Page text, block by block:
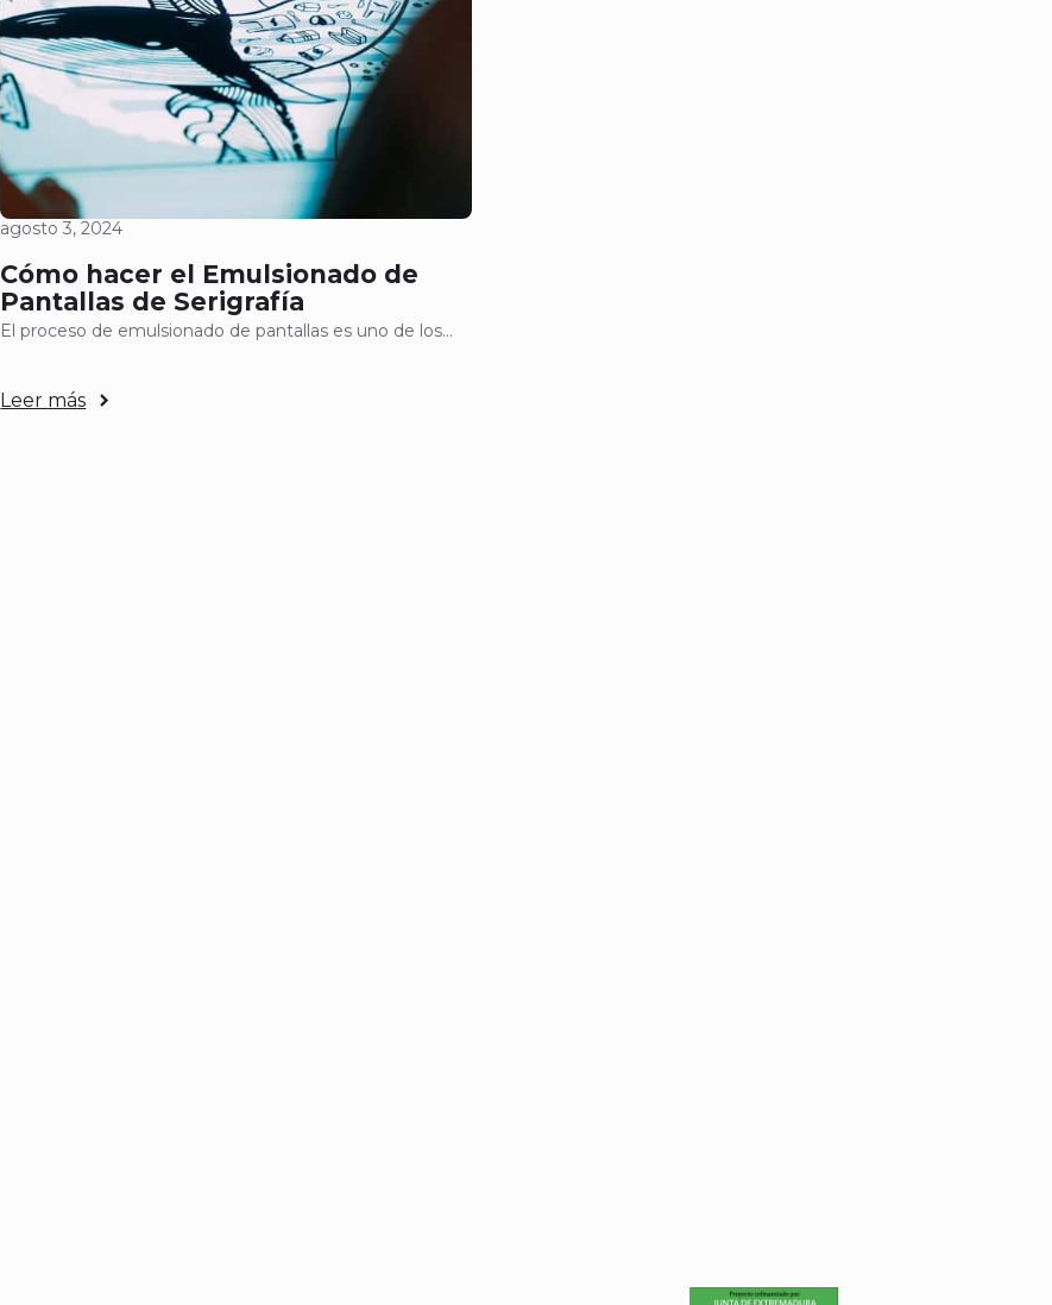
Cómo hacer el Emulsionado de
Pantallas de Serigrafía
agosto 3, 2024
El proceso de emulsionado de pantallas es uno de los…
Leer más